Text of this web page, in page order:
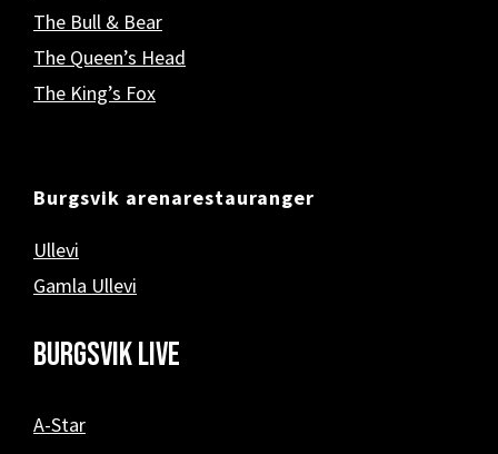
The Bull & Bear
The Queen’s Head
The King’s Fox
Burgsvik arenarestauranger
Ullevi
Gamla Ullevi
Burgsvik Live
A-Star